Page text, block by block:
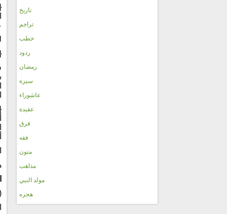
تاريخ
تراجم
خطب
ردود
رمضان
سيرة
عاشوراء
عقيدة
فرق
فقه
متون
مذاهب
مولد النبي
هجره